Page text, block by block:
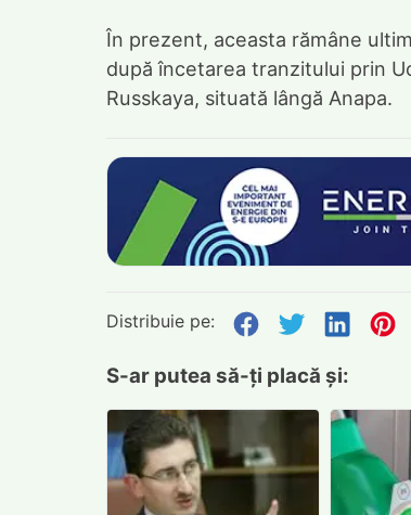
În prezent, aceasta rămâne
după încetarea tranzitului prin
Russkaya, situată lângă Anapa.
Distribuie pe: Distribuie pe
S-ar putea să-ți placă și: